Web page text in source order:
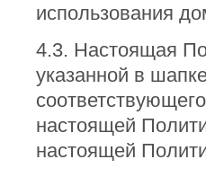
использования
4.3. Настоящая
указанной в
настоящей
настоящей